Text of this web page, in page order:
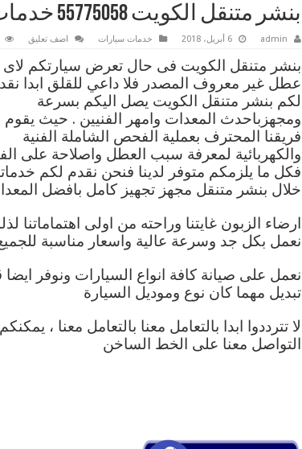
بنشر متنقل الكويت 55775058 خدمات سيارات
admin 6 أبريل، 2018 خدمات سيارات اضف تعليق
بنشر متنقل الكويت فى حال تعرض سيارتكم لاى
عطل غير معروف المصدر فلا داعي للقلق ابدا
لكم بنشر متنقل الكويت يصل اليكم بسرعة
ومجهزباحدث المعدات وامهر الفنيين . حيث يقوم
فريقنا المحترف بعملية الفحص الشاملة الفنية
والكهربائية لمعرفة سبب العطل واصلاحة على
فكل ما يلزمكم متوفر لدينا فنحن نقدم لكم
خلال بنشر متنقل مجهز تجهيز كامل بافضل
ارضاء الزبون غايتنا وراحته من اولى اهتماماتنا
نعمل بكل جد وسرعة عالية واسعار مناسبة
نعمل على صيانة كافة انواع السيارات ونوفر
تبديل مهما كان نوع وموديل السيارة
لا تترددوا ابدا بالتعامل معنا بالتعامل معنا ، يمكنكم
التواصل معنا على الخط الساخن